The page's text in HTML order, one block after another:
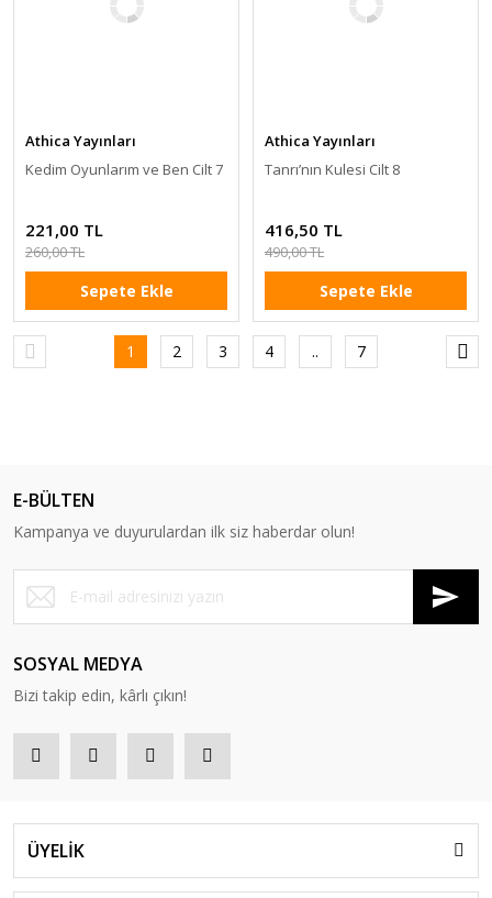
Athica Yayınları
Kedim Oyunlarım ve Ben Cilt 7
221,00 TL
260,00 TL
Sepete Ekle
Athica Yayınları
Tanrı’nın Kulesi Cilt 8
416,50 TL
490,00 TL
Sepete Ekle
1 2 3 4 .. 7
E-BÜLTEN
Kampanya ve duyurulardan ilk siz haberdar olun!
SOSYAL MEDYA
Bizi takip edin, kârlı çıkın!
ÜYELİK